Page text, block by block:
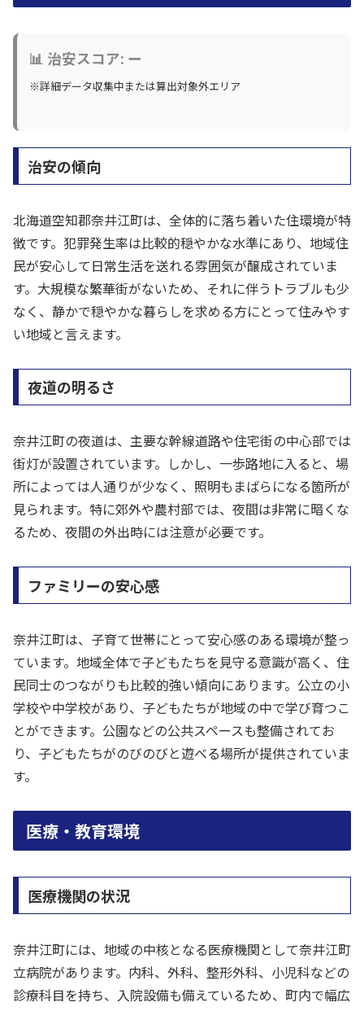
📊 治安スコア: ー
※詳細データ収集中または算出対象外エリア
治安の傾向
北海道空知郡奈井江町は、全体的に落ち着いた住環境が特
徴です。犯罪発生率は比較的穏やかな水準にあり、地域住
民が安心して日常生活を送れる雰囲気が醸成されていま
す。大規模な繁華街がないため、それに伴うトラブルも少
なく、静かで穏やかな暮らしを求める方にとって住みやす
い地域と言えます。
夜道の明るさ
奈井江町の夜道は、主要な幹線道路や住宅街の中心部では
街灯が設置されています。しかし、一歩路地に入ると、場
所によっては人通りが少なく、照明もまばらになる箇所が
見られます。特に郊外や農村部では、夜間は非常に暗くな
るため、夜間の外出時には注意が必要です。
ファミリーの安心感
奈井江町は、子育て世帯にとって安心感のある環境が整っ
ています。地域全体で子どもたちを見守る意識が高く、住
民同士のつながりも比較的強い傾向にあります。公立の小
学校や中学校があり、子どもたちが地域の中で学び育つこ
とができます。公園などの公共スペースも整備されてお
り、子どもたちがのびのびと遊べる場所が提供されていま
す。
医療・教育環境
医療機関の状況
奈井江町には、地域の中核となる医療機関として奈井江町
立病院があります。内科、外科、整形外科、小児科などの
診療科目を持ち、入院設備も備えているため、町内で幅広